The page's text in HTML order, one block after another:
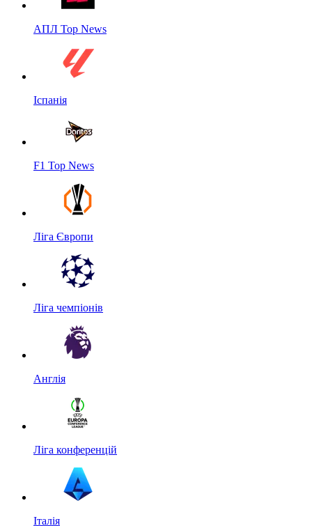
АПЛ Top News
Іспанія
F1 Top News
Ліга Європи
Ліга чемпіонів
Англія
Ліга конференцій
Італія